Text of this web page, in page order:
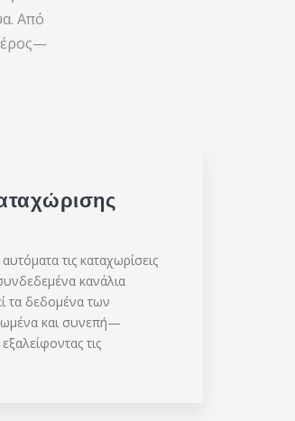
Από
τις καταχωρίσεις
κανάλια
τα δεδομένα των
και συνεπή—
τις